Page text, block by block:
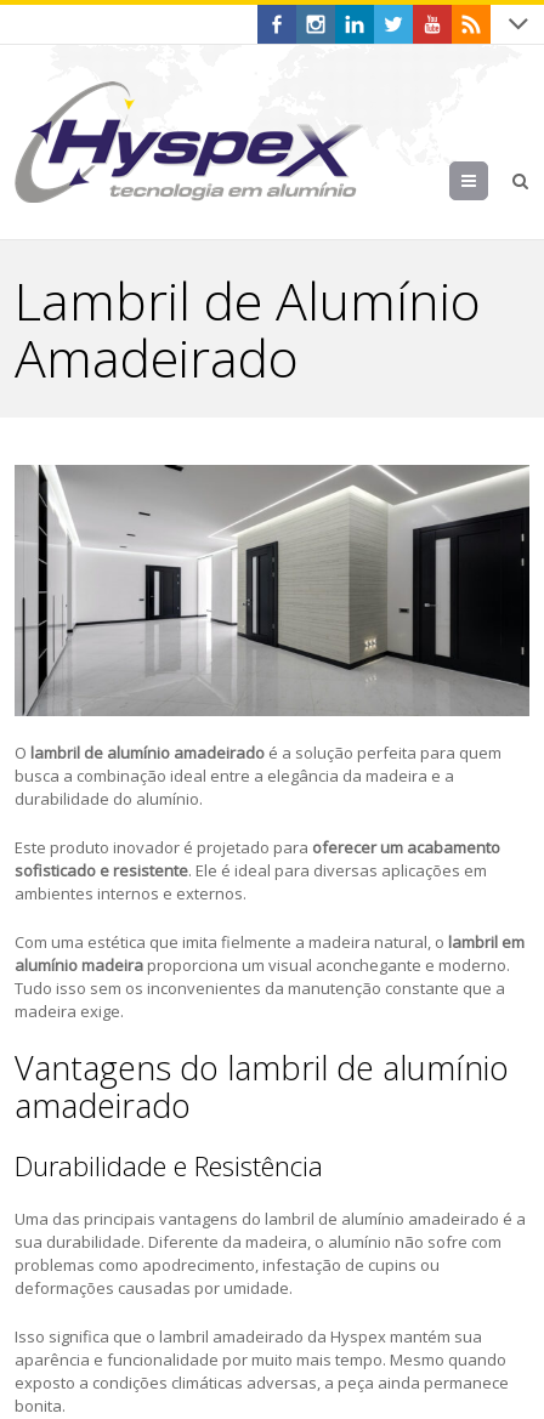
Menu
Lambril de Alumínio
Amadeirado
O lambril de alumínio amadeirado é a solução perfeita para quem
busca a combinação ideal entre a elegância da madeira e a
durabilidade do alumínio.
Este produto inovador é projetado para oferecer um acabamento
sofisticado e resistente. Ele é ideal para diversas aplicações em
ambientes internos e externos.
Com uma estética que imita fielmente a madeira natural, o lambril em
alumínio madeira proporciona um visual aconchegante e moderno.
Tudo isso sem os inconvenientes da manutenção constante que a
madeira exige.
Vantagens do lambril de alumínio
amadeirado
Durabilidade e Resistência
Uma das principais vantagens do lambril de alumínio amadeirado é a
sua durabilidade. Diferente da madeira, o alumínio não sofre com
problemas como apodrecimento, infestação de cupins ou
deformações causadas por umidade.
Isso significa que o lambril amadeirado da Hyspex mantém sua
aparência e funcionalidade por muito mais tempo. Mesmo quando
exposto a condições climáticas adversas, a peça ainda permanece
bonita.